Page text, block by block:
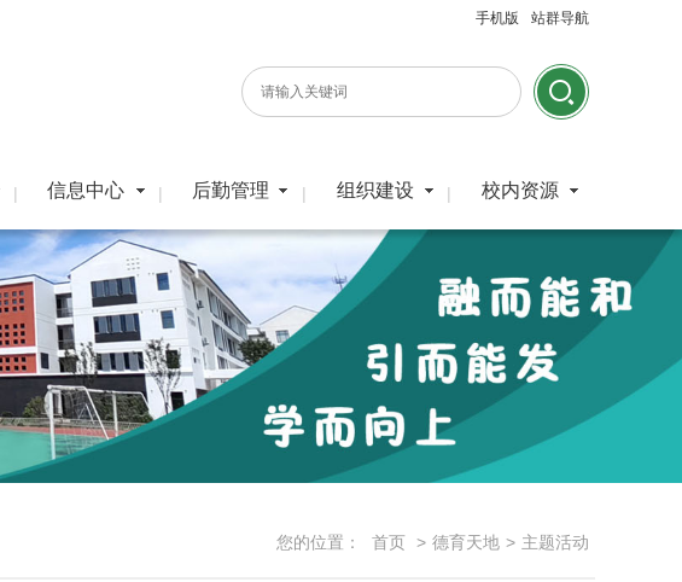
站群导航
手机版
| 信息中心 | 后勤管理 | 组织建设 | 校内资源
您的位置： 首页 > 德育天地 > 主题活动